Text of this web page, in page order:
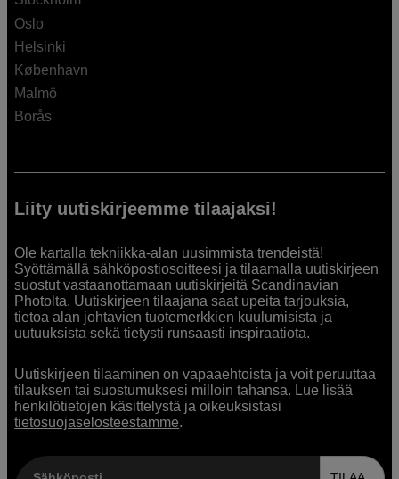
Oslo
Helsinki
København
Malmö
Borås
Liity uutiskirjeemme tilaajaksi!
Ole kartalla tekniikka-alan uusimmista trendeistä!
Syöttämällä sähköpostiosoitteesi ja tilaamalla uutiskirjeen
suostut vastaanottamaan uutiskirjeitä Scandinavian
Photolta. Uutiskirjeen tilaajana saat upeita tarjouksia,
tietoa alan johtavien tuotemerkkien kuulumisista ja
uutuuksista sekä tietysti runsaasti inspiraatiota.
Uutiskirjeen tilaaminen on vapaaehtoista ja voit peruuttaa
tilauksen tai suostumuksesi milloin tahansa. Lue lisää
henkilötietojen käsittelystä ja oikeuksistasi
tietosuojaselosteestamme.